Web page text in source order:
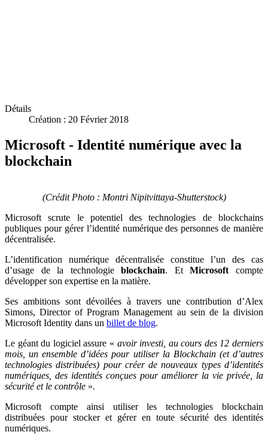
Détails
Création : 20 Février 2018
Microsoft - Identité numérique avec la
blockchain
(Crédit Photo : Montri Nipitvittaya-Shutterstock)
Microsoft scrute le potentiel des technologies de blockchains
publiques pour gérer l’identité numérique des personnes de manière
décentralisée.
L’identification numérique décentralisée constitue l’un des cas
d’usage de la technologieblockchain. EtMicrosoft compte
développer son expertise en la matière.
Ses ambitions sont dévoilées à travers une contribution d’Alex
Simons, Director of Program Management au sein de la division
Microsoft Identity dans un billet de blog.
Le géant du logiciel assure « avoir investi, au cours des 12 derniers
mois, un ensemble d’idées pour utiliser la Blockchain (et d’autres
technologies distribuées) pour créer de nouveaux types d’identités
numériques, des identités conçues pour améliorer la vie privée, la
sécurité et le contrôle ».
Microsoft compte ainsi utiliser les technologies blockchain
distribuées pour stocker et gérer en toute sécurité des identités
numériques.